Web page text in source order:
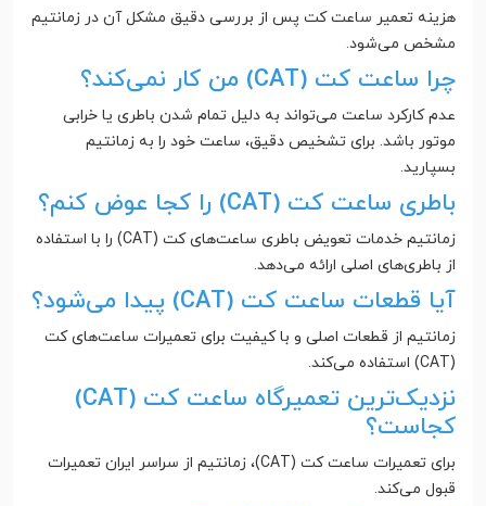
هزینه تعمیر ساعت کت پس از بررسی دقیق مشکل آن در زمانتیم
مشخص می‌شود.
چرا ساعت کت (CAT) من کار نمی‌کند؟
عدم کارکرد ساعت می‌تواند به دلیل تمام شدن باطری یا خرابی
موتور باشد. برای تشخیص دقیق، ساعت خود را به زمانتیم
بسپارید.
باطری ساعت کت (CAT) را کجا عوض کنم؟
زمانتیم خدمات تعویض باطری ساعت‌های کت (CAT) را با استفاده
از باطری‌های اصلی ارائه می‌دهد.
آیا قطعات ساعت کت (CAT) پیدا می‌شود؟
زمانتیم از قطعات اصلی و با کیفیت برای تعمیرات ساعت‌های کت
(CAT) استفاده می‌کند.
نزدیک‌ترین تعمیرگاه ساعت کت (CAT)
کجاست؟
برای تعمیرات ساعت کت (CAT)، زمانتیم از سراسر ایران تعمیرات
قبول می‌کند.